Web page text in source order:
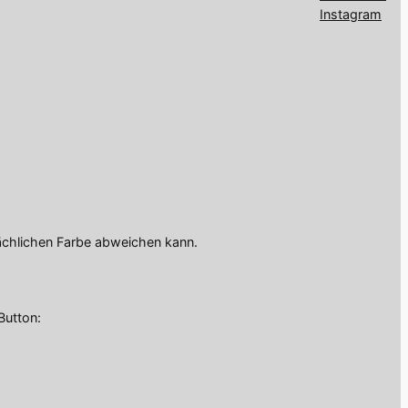
Instagram
Farbe abweichen kann.